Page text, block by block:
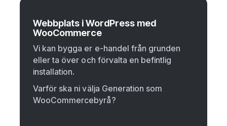
Webbplats i WordPress med
WooCommerce
Vi kan bygga er e-handel från grunden
eller ta över och förvalta en befintlig
installation.
Varför ska ni välja Generation som
WooCommercebyrå?